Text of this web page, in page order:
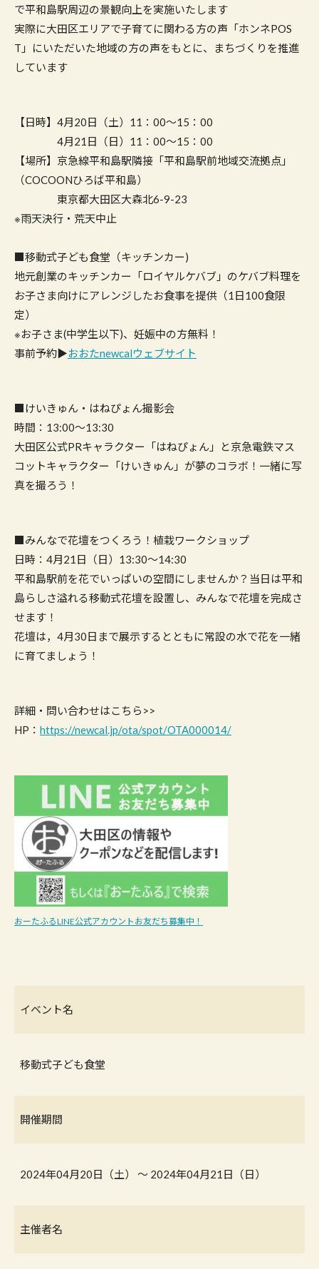
で平和島駅周辺の景観向上を実施いたします
実際に大田区エリアで子育てに関わる方の声「ホンネPOS
T」にいただいた地域の方の声をもとに、まちづくりを推進
しています
【日時】4月20日（土）11：00～15：00
4月21日（日）11：00～15：00
【場所】京急線平和島駅隣接「平和島駅前地域交流拠点」
（COCOONひろば平和島）
東京都大田区大森北6-9-23
※雨天決行・荒天中止
■移動式子ども食堂（キッチンカー)
地元創業のキッチンカー「ロイヤルケバブ」のケバブ料理を
お子さま向けにアレンジしたお食事を提供（1日100食限
定）
※お子さま(中学生以下)、妊娠中の方無料！
事前予約▶おおたnewcalウェブサイト
■けいきゅん・はねぴょん撮影会
時間：13:00～13:30
大田区公式PRキャラクター「はねぴょん」と京急電鉄マス
コットキャラクター「けいきゅん」が夢のコラボ！一緒に写
真を撮ろう！
■みんなで花壇をつくろう！植栽ワークショップ
日時：4月21日（日）13:30～14:30
平和島駅前を花でいっぱいの空間にしませんか？当日は平和
島らしさ溢れる移動式花壇を設置し、みんなで花壇を完成さ
せます！
花壇は，4月30日まで展示するとともに常設の水で花を一緒
に育てましょう！
詳細・問い合わせはこちら>>
HP： https://newcal.jp/ota/spot/OTA000014/
おーたふるLINE公式アカウントお友だち募集中！
イベント名
移動式子ども食堂
開催期間
2024年04月20日（土） 〜 2024年04月21日（日）
主催者名